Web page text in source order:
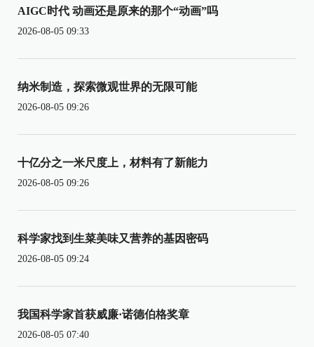
AIGC时代 动画还是原来的那个“动画”吗
2026-08-05 09:33
纳米制造，探索微观世界的无限可能
2026-08-05 09:26
十亿分之一米尺度上，材料有了新能力
2026-08-05 09:26
科学家找到生菜美味又营养的基因密码
2026-08-05 09:24
我国科学家首获威廉·诺德伯格奖章
2026-08-05 07:40